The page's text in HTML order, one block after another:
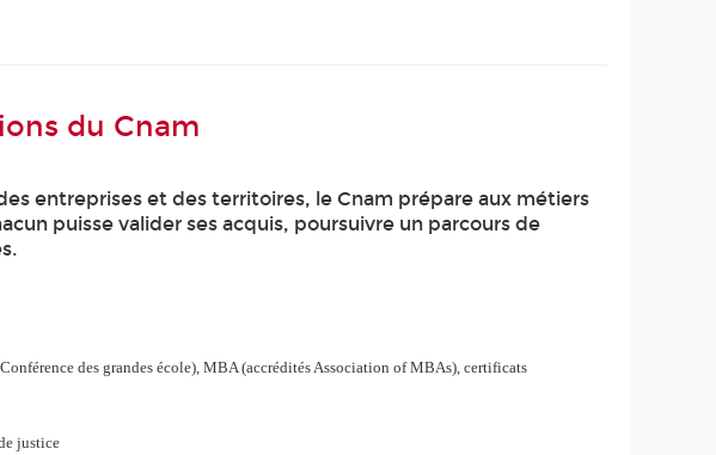
du Cnam
entreprises et des territoires, le Cnam prépare aux métiers
puisse valider ses acquis, poursuivre un parcours de
des grandes école), MBA (accrédités Association of MBAs), certificats
justice